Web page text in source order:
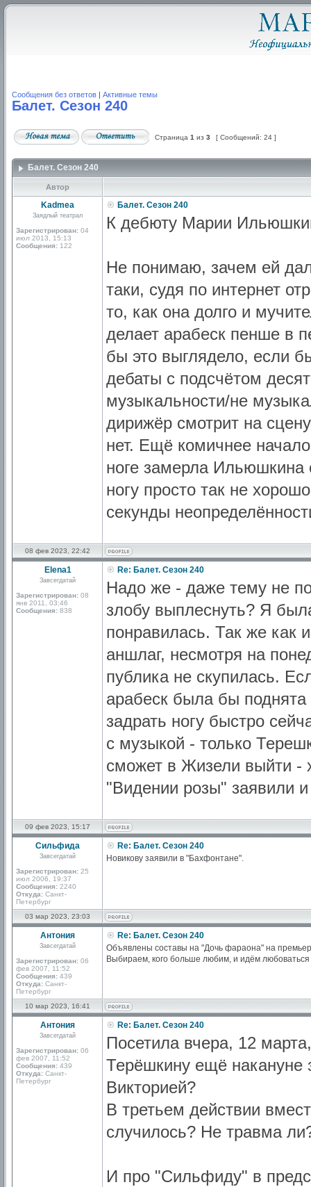
Сообщения без ответов | Активные темы
Балет. Сезон 240
Страница 1 из 3 [ Сообщений: 24 ]
Балет. Сезон 240
Автор
Kadmea
Заядлый театрал
Зарегистрирован: 04
июл 2013, 15:13
Сообщения: 122
Балет. Сезон 240
К дебюту Марии
Не понимаю, зачем ей
таки, судя по интернет
то, как она долго и
делает арабеск пенше в
бы это выглядело, если
дебаты с подсчётом
музыкальности/не
дирижёр смотрит на
нет. Ещё комичнее
ноге замерла Ильюшкина
ногу просто так не
секунды
08 фев 2023, 22:42
Elena1
Завсегдатай
Зарегистрирован: 08
янв 2011, 03:46
Сообщения: 838
Re: Балет. Сезон 240
Надо же - даже тему не
злобу выплеснуть? Я
понравилась. Так же как
аншлаг, несмотря на
публика не скупилась.
арабеск была бы
задрать ногу быстро
с музыкой - только
сможет в Жизели выйти -
"Видении розы" заявили
09 фев 2023, 15:17
Сильфида
Завсегдатай
Зарегистрирован: 25
июл 2006, 19:37
Сообщения: 2240
Откуда: Санкт-
Петербург
Re: Балет. Сезон 240
Новикову заявили в "Бахфонтане".
03 мар 2023, 23:03
Антония
Завсегдатай
Зарегистрирован: 06
фев 2007, 11:52
Сообщения: 439
Откуда: Санкт-
Петербург
Re: Балет. Сезон 240
Объявлены составы на "Дочь фараона" на
Выбираем, кого больше любим, и идём любоваться
10 мар 2023, 16:41
Антония
Завсегдатай
Зарегистрирован: 06
фев 2007, 11:52
Сообщения: 439
Откуда: Санкт-
Петербург
Re: Балет. Сезон 240
Посетила вчера, 12
Терёшкину ещё накануне
Викторией?
В третьем действии
случилось? Не травма
И про "Сильфиду" в